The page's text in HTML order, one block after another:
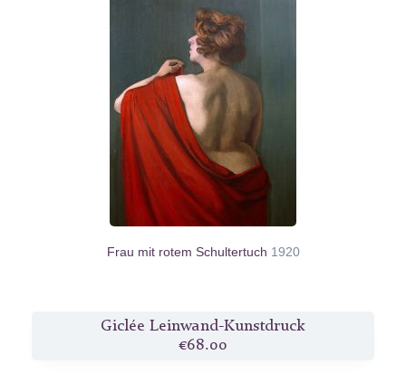
Frau mit rotem Schultertuch 1920
Giclée Leinwand-Kunstdruck
€68.00